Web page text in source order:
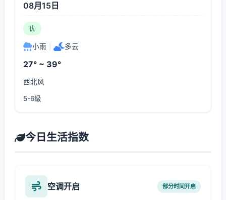
08月15日
优
小雨 多云
27° ~ 39°
西北风
5-6级
今日生活指数
空调开启 部分时间开启